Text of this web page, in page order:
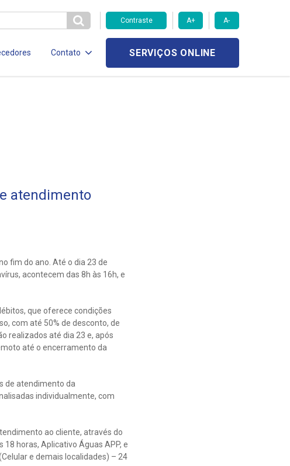
Contraste A+ A-
Contato SERVIÇOS ONLINE
atendimento
fim do ano. Até o dia 23 de
acontecem das 8h às 16h, e
que oferece condições
com até 50% de desconto, de
realizados até dia 23 e, após
até o encerramento da
de atendimento da
individualmente, com
ao cliente, através do
18 horas, Aplicativo Águas APP, e
e demais localidades) – 24